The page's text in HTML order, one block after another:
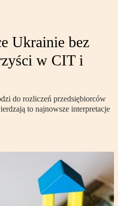
Ukrainie bez
w CIT i
do rozliczeń przedsiębiorców
to najnowsze interpretacje